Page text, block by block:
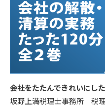
会社をたたんできれいにし
坂野上満税理士事務所 税